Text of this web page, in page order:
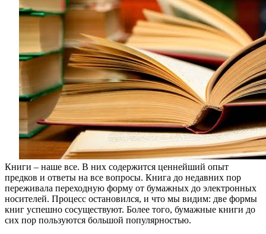
Книги – наше все. В них содержится ценнейший опыт
предков и ответы на все вопросы. Книга до недавних пор
переживала переходную форму от бумажных до электронных
носителей. Процесс остановился, и что мы видим: две формы
книг успешно сосуществуют. Более того, бумажные книги до
сих пор пользуются большой популярностью.